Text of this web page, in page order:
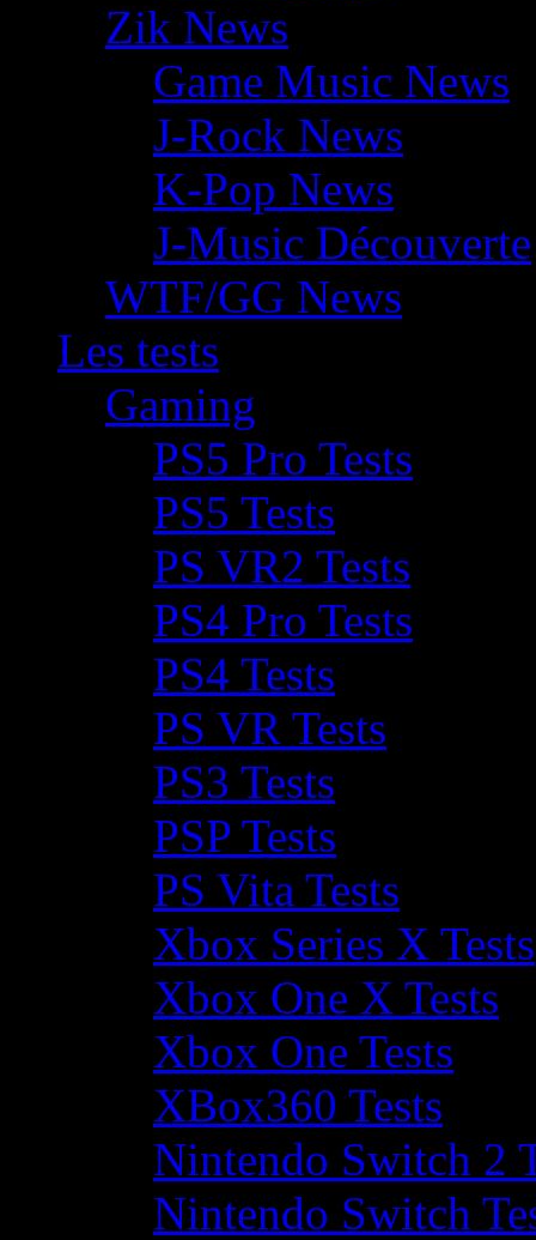
Zik News
Game Music News
J-Rock News
K-Pop News
J-Music Découverte
WTF/GG News
Les tests
Gaming
PS5 Pro Tests
PS5 Tests
PS VR2 Tests
PS4 Pro Tests
PS4 Tests
PS VR Tests
PS3 Tests
PSP Tests
PS Vita Tests
Xbox Series X Tests
Xbox One X Tests
Xbox One Tests
XBox360 Tests
Nintendo Switch 2
Nintendo Switch